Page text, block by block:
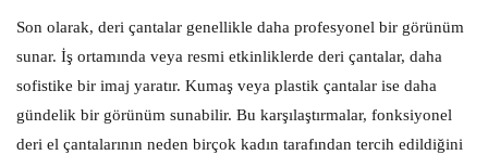
Son olarak, deri çantalar genellikle daha profesyonel bir görünüm
sunar. İş ortamında veya resmi etkinliklerde deri çantalar, daha
sofistike bir imaj yaratır. Kumaş veya plastik çantalar ise daha
gündelik bir görünüm sunabilir. Bu karşılaştırmalar, fonksiyonel
deri el çantalarının neden birçok kadın tarafından tercih edildiğini